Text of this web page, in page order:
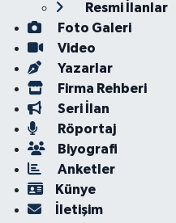
Resmi İlanlar
Foto Galeri
Video
Yazarlar
Firma Rehberi
Seri İlan
Röportaj
Biyografi
Anketler
Künye
İletişim